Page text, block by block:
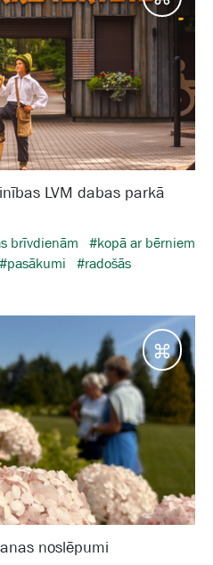
LVM dabas parkā
brīvdienām
#kopā ar bērniem
#pasākumi
#radošās
noslēpumi